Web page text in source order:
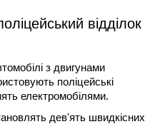
відділок
з двигунами
поліцейські
електромобілями.
дев'ять швидкісних